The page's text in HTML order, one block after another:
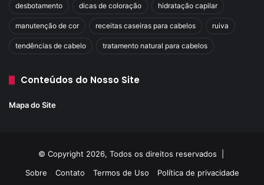
desbotamento dicas de coloração hidratação capilar
manutenção de cor receitas caseiras para cabelos ruiva
tendências de cabelo tratamento natural para cabelos
Conteúdos do Nosso Site
Mapa do Site
© Copyright 2026, Todos os direitos reservados |
Sobre
Contato Termos de Uso Política de privacidade